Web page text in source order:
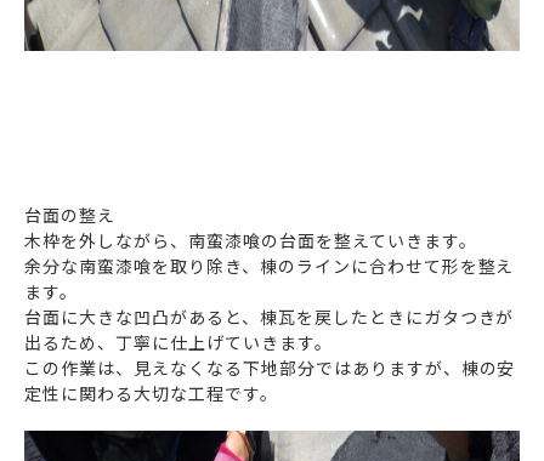
台面の整え
木枠を外しながら、南蛮漆喰の台面を整えていきます。
余分な南蛮漆喰を取り除き、棟のラインに合わせて形を整え
ます。
台面に大きな凹凸があると、棟瓦を戻したときにガタつきが
出るため、丁寧に仕上げていきます。
この作業は、見えなくなる下地部分ではありますが、棟の安
定性に関わる大切な工程です。